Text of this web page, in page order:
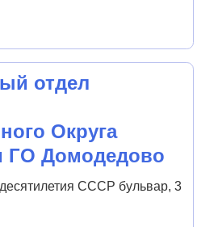
отдел
Округа
ГО Домодедово
СССР бульвар, 3